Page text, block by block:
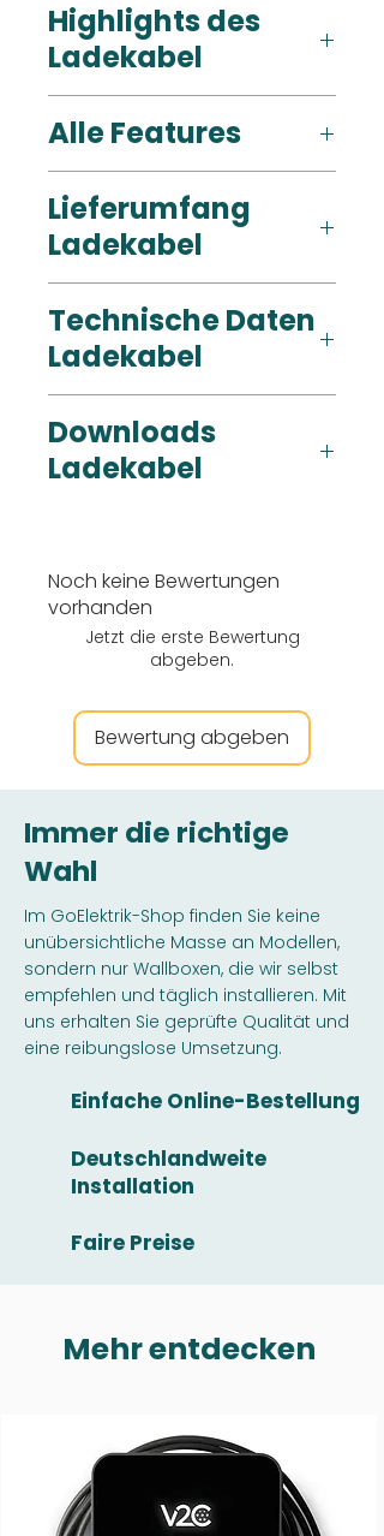
Highlights des
Ladekabel
Alle Features
Lieferumfang
Ladekabel
Technische Daten
Ladekabel
Downloads
Ladekabel
Noch keine Bewertungen
vorhanden
Jetzt die erste Bewertung
abgeben.
Bewertung abgeben
Immer die richtige
Wahl
Im GoElektrik-Shop finden Sie keine
unübersichtliche Masse an Modellen,
sondern nur Wallboxen, die wir selbst
empfehlen und täglich installieren. Mit
uns erhalten Sie geprüfte Qualität und
eine reibungslose Umsetzung.
Einfache Online-Bestellung
Deutschlandweite
Installation
Faire Preise
Mehr entdecken